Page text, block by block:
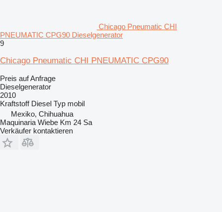
Chicago Pneumatic CHI
PNEUMATIC CPG90 Dieselgenerator
9
Chicago Pneumatic CHI PNEUMATIC CPG90
Preis auf Anfrage
Dieselgenerator
2010
Kraftstoff Diesel Typ mobil
Mexiko, Chihuahua
Maquinaria Wiebe Km 24 Sa
Verkäufer kontaktieren